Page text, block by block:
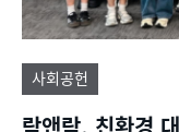
사회공헌